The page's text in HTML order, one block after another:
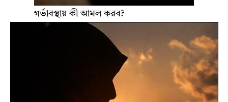
গর্ভাবস্থায় কী আমল করব?